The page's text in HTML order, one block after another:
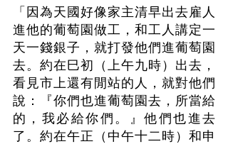
「因為天國好像家主清早出去雇人
進他的葡萄園做工，和工人講定一
天一錢銀子，就打發他們進葡萄園
去。約在巳初（上午九時）出去，
看見市上還有閒站的人，就對他們
說：『你們也進葡萄園去，所當給
的，我必給你們。』他們也進去
了。約在午正（中午十二時）和申